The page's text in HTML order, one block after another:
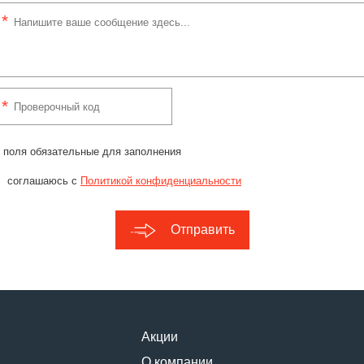
обязательные для заполнения
соглашаюсь с Политикой конфиденциальности
Отправить
Акции